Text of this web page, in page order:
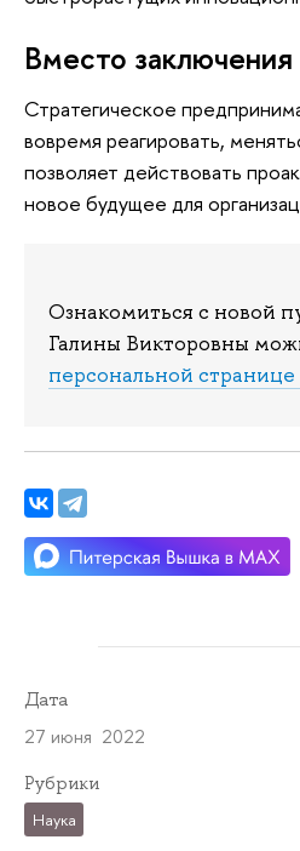
Вместо заключения
Стратегическое
вовремя реагировать,
позволяет действовать
новое будущее для
Ознакомиться с новой
Галины Викторовны
персональной странице
Дата
27 июня 2022
Рубрики
Наука